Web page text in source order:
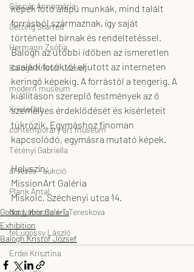
Gáspár Annamária
Getting Started
Hermann Zsófia
Balogh Kristóf József
modern museum
Kristoflab
contemporary art museum
Tétényi Gabriella
árverés - aukció
Plank Antal
Nagy Kriszta x-T Tereskova
feLugossy László
Erdei Krisztina
képek fotó alapú munkák, mind talált
forrásból származnak, így saját
történettel bírnak és rendeltetéssel.
Balogh az utóbbi időben az ismeretlen
családi fotóktól eljutott az interneten
keringő képekig. A forrástól a tengerig. A
kiállításon szereplő festmények az ő
személyes érdeklődését és kísérleteit
tükrözik. Egymáshoz finoman
kapcsolódó, egymásra mutató képek.
Helyszín:
MissionArt Galéria
Miskolc, Széchenyi utca 14.
Godot Labor Galéria
Exhibition
Balogh Kristóf József